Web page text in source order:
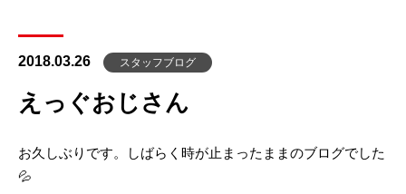
2018.03.26 スタッフブログ
えっぐおじさん
お久しぶりです。しばらく時が止まったままのブログでした
💦